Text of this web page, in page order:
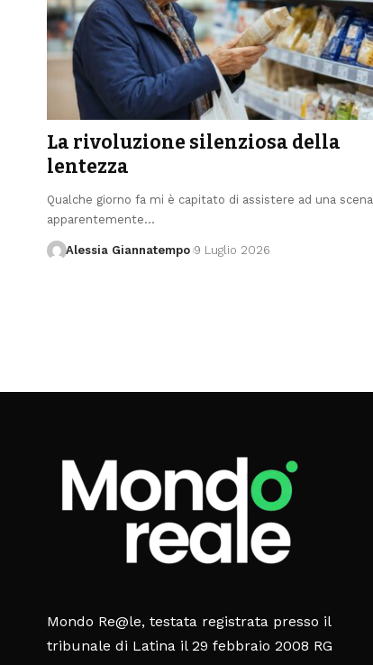
La rivoluzione silenziosa della
lentezza
Qualche giorno fa mi è capitato di assistere ad una scena
apparentemente…
Alessia Giannatempo 9 Luglio 2026
Mondo Re@le, testata registrata presso il
tribunale di Latina il 29 febbraio 2008 RG